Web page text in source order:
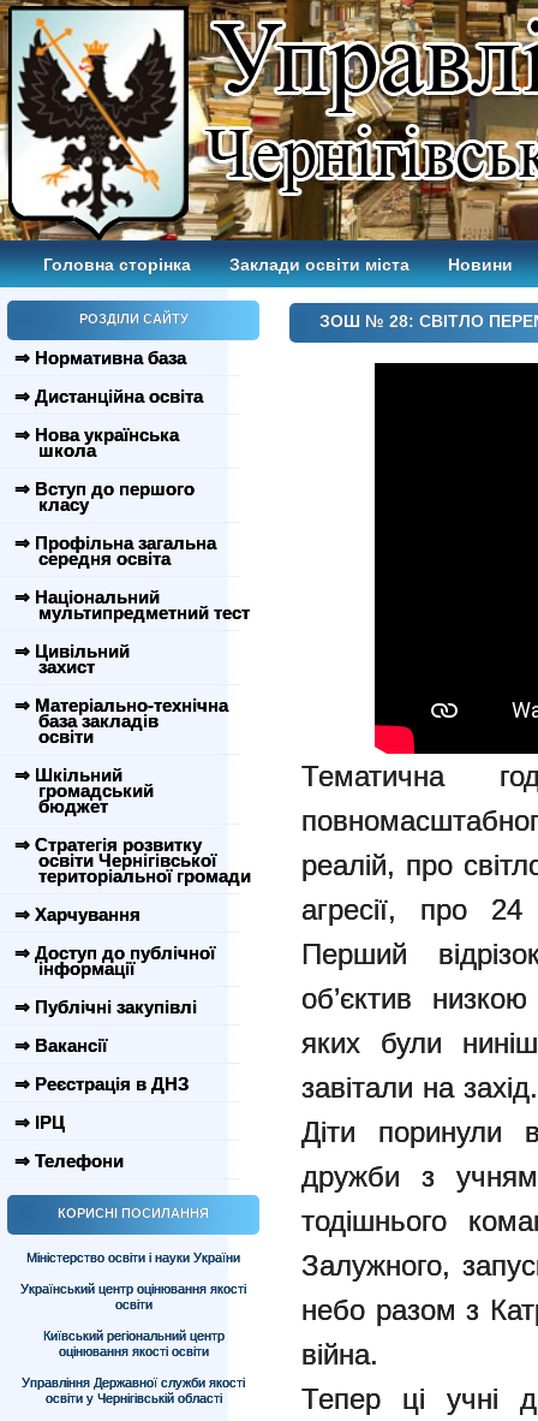
Головна сторінка Заклади освіти міста Новини
РОЗДІЛИ САЙТУ
⇒ Нормативна база
⇒ Дистанційна освіта
⇒ Нова українська
школа
⇒ Вступ до першого
класу
⇒ Профільна загальна
середня освіта
⇒ Національний
мультипредметний тест
⇒ Цивільний
захист
⇒ Матеріально-технічна
база закладів
освіти
⇒ Шкільний
громадський
бюджет
⇒ Стратегія розвитку
освіти Чернігівської
територіальної громади
⇒ Харчування
⇒ Доступ до публічної
інформації
⇒ Публічні закупівлі
⇒ Вакансії
⇒ Реєстрація в ДНЗ
⇒ ІРЦ
⇒ Телефони
КОРИСНІ ПОСИЛАННЯ
Міністерство освіти і науки України
Український центр оцінювання якості
освіти
Київський регіональний центр
оцінювання якості освіти
Управління Державної служби якості
освіти у Чернігівській області
ЗОШ № 28: СВІТЛО
Тематична
реалій, про
агресії, про
Перший
об’єктив
яких були
завітали на захід.
Діти поринули
дружби з
тодішнього
Залужного,
небо разом з
війна.
Тепер ці учні